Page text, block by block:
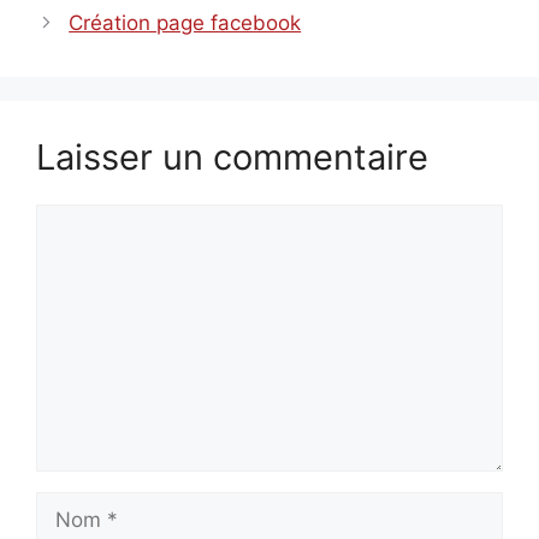
Création page facebook
Laisser un commentaire